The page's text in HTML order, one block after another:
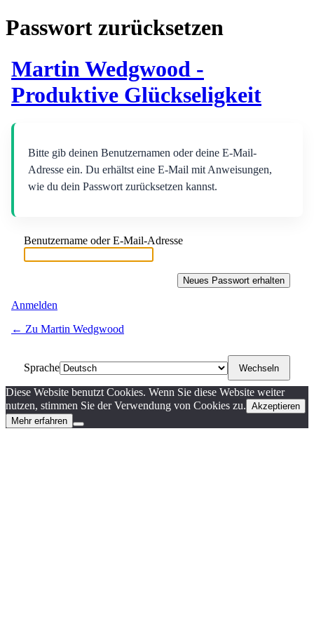
Passwort zurücksetzen
Martin Wedgwood -
Produktive Glückseligkeit
Bitte gib deinen Benutzernamen oder deine E-Mail-
Adresse ein. Du erhältst eine E-Mail mit Anweisungen,
wie du dein Passwort zurücksetzen kannst.
Benutzername oder E-Mail-Adresse
Anmelden
← Zu Martin Wedgwood
Sprache
Diese Website benutzt Cookies. Wenn Sie diese Website weiter
nutzen, stimmen Sie der Verwendung von Cookies zu. Akzeptieren
Mehr erfahren